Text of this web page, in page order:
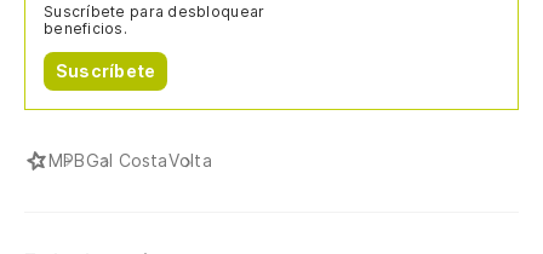
Suscríbete para desbloquear
beneficios.
Suscríbete
MPBGal CostaVolta